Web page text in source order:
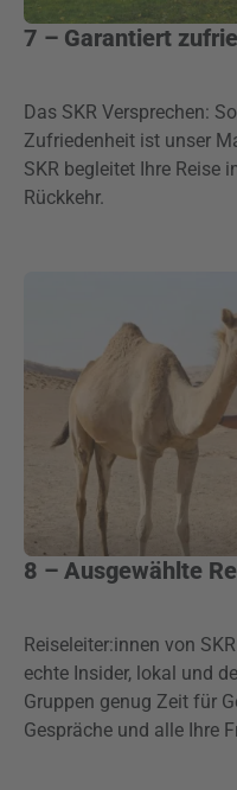
7 – Garantiert
Das SKR Versprechen:
Zufriedenheit ist unser
SKR begleitet Ihre Reise
Rückkehr.
8 – Ausgewählte
Reiseleiter:innen von
echte Insider, lokal und
Gruppen genug Zeit für
Gespräche und alle Ihre